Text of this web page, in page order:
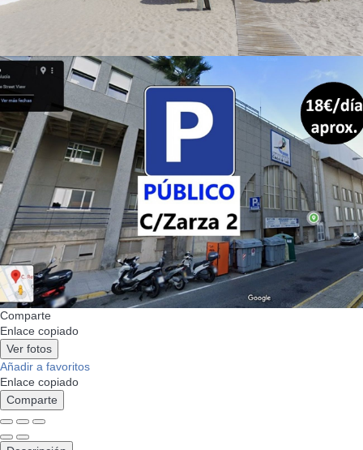
Comparte
Enlace copiado
Ver fotos
Añadir a favoritos
Enlace copiado
Comparte